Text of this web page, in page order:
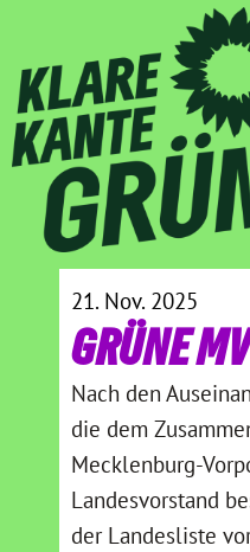
21. Nov. 2025
GRÜNE
Nach den
die dem
Mecklenburg-
Landesvorstand
der Landesliste